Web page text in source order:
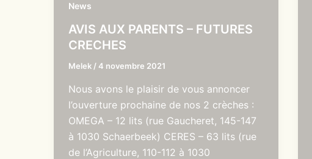
News
AVIS AUX PARENTS – FUTURES
CRECHES
Melek /4 novembre 2021
Nous avons le plaisir de vous annoncer
l’ouverture prochaine de nos 2 crèches :
OMEGA – 12 lits (rue Gaucheret, 145-147
à 1030 Schaerbeek) CERES – 63 lits (rue
de l’Agriculture, 110-112 à 1030